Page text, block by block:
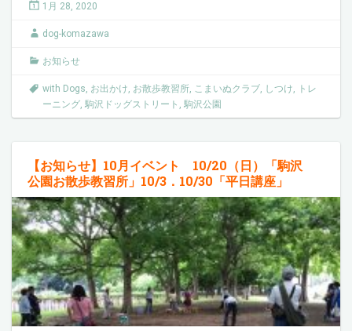
1月 28, 2020
dog-komazawa
お知らせ
with Dogs, お出かけ, お散歩教習所, こまいぬクラブ, しつけ, トレ
ーニング, 駒沢ドッグストリート , 駒沢公園
【お知らせ】10月イベント 10/20（日）「駒沢
公園お散歩教習所」10/3．10/30「平日講座」